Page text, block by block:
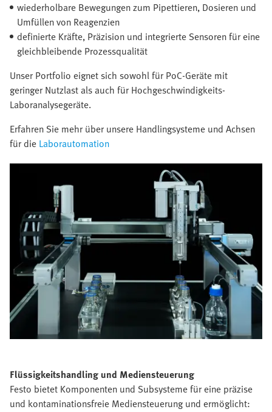
wiederholbare Bewegungen zum Pipettieren, Dosieren und
Umfüllen von Reagenzien
definierte Kräfte, Präzision und integrierte Sensoren für eine
gleichbleibende Prozessqualität
Unser Portfolio eignet sich sowohl für PoC-Geräte mit
geringer Nutzlast als auch für Hochgeschwindigkeits-
Laboranalysegeräte.
Erfahren Sie mehr über unsere Handlingsysteme und Achsen
für die Laborautomation
Flüssigkeitshandling und Mediensteuerung
Festo bietet Komponenten und Subsysteme für eine präzise
und kontaminationsfreie Mediensteuerung und ermöglicht: